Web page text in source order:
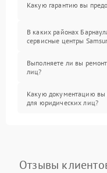
Какую гарантию вы
В каких районах
сервисные центры
Выполняете ли вы
лиц?
Какую документацию вы
для юридических лиц?
Отзывы